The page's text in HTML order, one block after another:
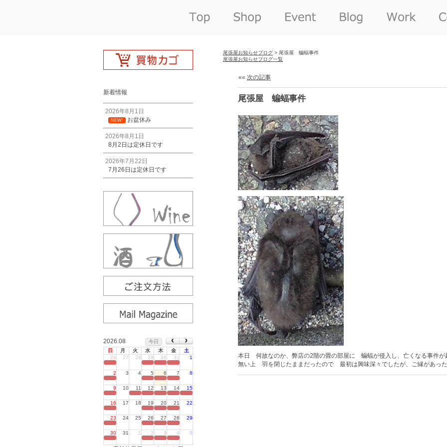
新着情報
2026年8月1日
NEW! お盆休み
2026年8月1日
8月2日は定休日です
2026年7月22日
7月26日は定休日です
2026.08
今日
日
月 火 水 木 金
土
26
27 28 29 30 31 1
2 3 4 5 6 7 8
9 10 11 12 13 14 15
16 17 18 19 20 21 22
23 24 25 26 27 28 29
30 31 1 2 3 4 5
尾張屋お知らせブログ > 尾張屋 蝙蝠事件
尾張屋お知らせブログ一覧
«« 次の記事
尾張屋 蝙蝠事件
本日 何故なのか、弊店の2階の畳の部屋に 蝙蝠が侵入し、亡くなる事件が
無い上 羽を閉じたままだったので 最初は興味深々でしたが、ご縁があっ